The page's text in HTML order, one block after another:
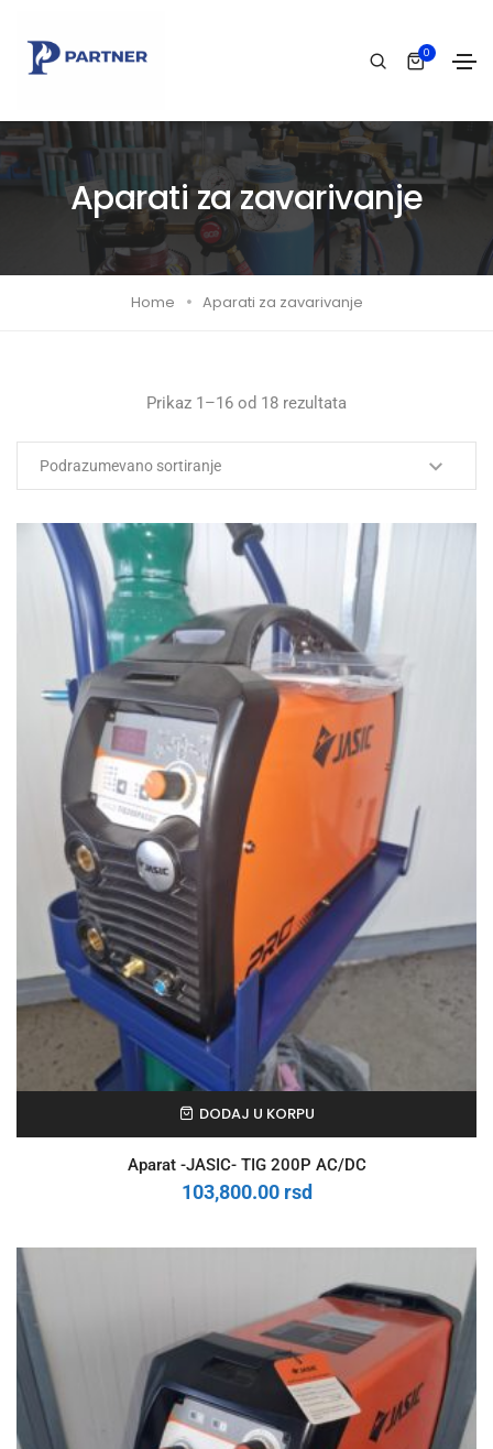
0
Aparati za zavarivanje
Home Aparati za zavarivanje
Prikaz 1–16 od 18 rezultata
DODAJ U KORPU
Aparat -JASIC- TIG 200P AC/DC
103,800.00 rsd